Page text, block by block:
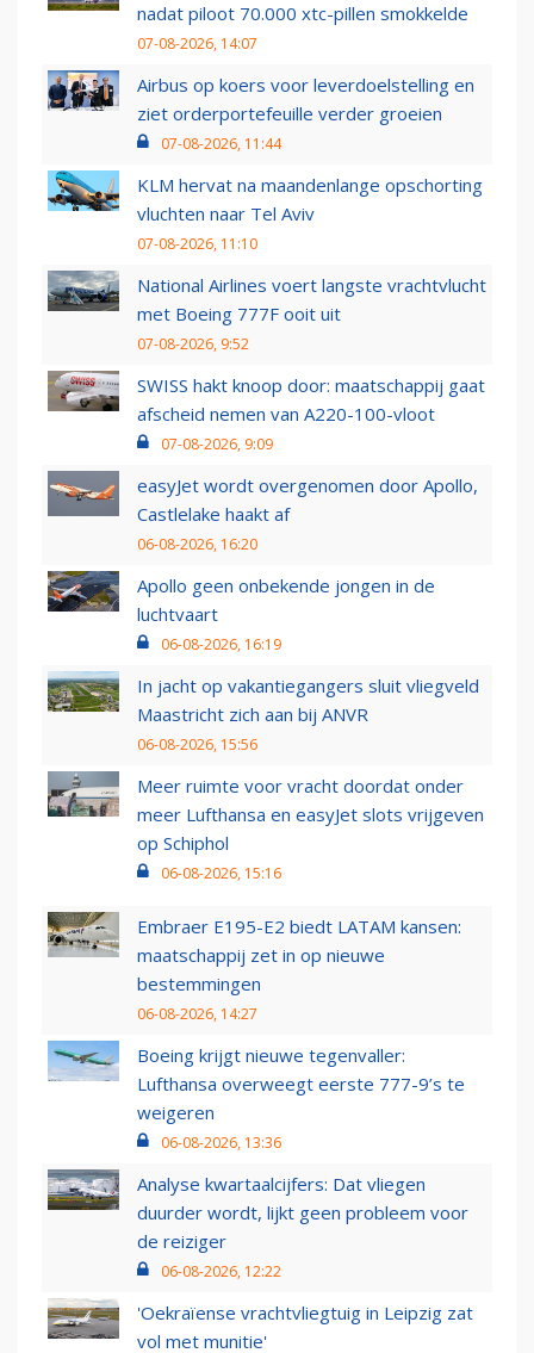
nadat piloot 70.000 xtc-pillen smokkelde
07-08-2026, 14:07
Airbus op koers voor leverdoelstelling en
ziet orderportefeuille verder groeien
07-08-2026, 11:44
KLM hervat na maandenlange opschorting
vluchten naar Tel Aviv
07-08-2026, 11:10
National Airlines voert langste vrachtvlucht
met Boeing 777F ooit uit
07-08-2026, 9:52
SWISS hakt knoop door: maatschappij gaat
afscheid nemen van A220-100-vloot
07-08-2026, 9:09
easyJet wordt overgenomen door Apollo,
Castlelake haakt af
06-08-2026, 16:20
Apollo geen onbekende jongen in de
luchtvaart
06-08-2026, 16:19
In jacht op vakantiegangers sluit vliegveld
Maastricht zich aan bij ANVR
06-08-2026, 15:56
Meer ruimte voor vracht doordat onder
meer Lufthansa en easyJet slots vrijgeven
op Schiphol
06-08-2026, 15:16
Embraer E195-E2 biedt LATAM kansen:
maatschappij zet in op nieuwe
bestemmingen
06-08-2026, 14:27
Boeing krijgt nieuwe tegenvaller:
Lufthansa overweegt eerste 777-9’s te
weigeren
06-08-2026, 13:36
Analyse kwartaalcijfers: Dat vliegen
duurder wordt, lijkt geen probleem voor
de reiziger
06-08-2026, 12:22
'Oekraïense vrachtvliegtuig in Leipzig zat
vol met munitie'